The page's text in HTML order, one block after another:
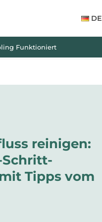
DE
Funktioniert
reinigen:
Tipps vom